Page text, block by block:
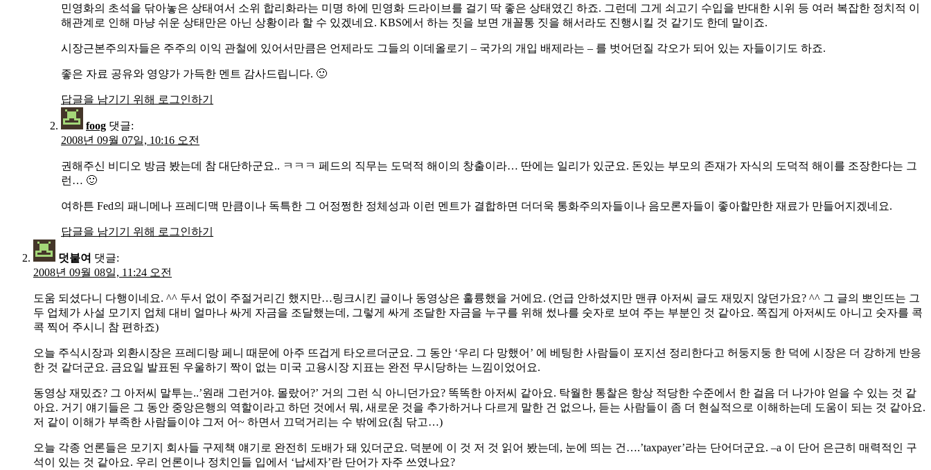
민영화의 초석을 닦아놓은 상태여서 소위 합리화라는 미명 하에 민영화 드라이브를 걸기 딱 좋은 상태였긴 하죠. 그런데 그게 쇠고기 수입을 반대한 시위 등 여러 복잡한 정치적 이
해관계로 인해 마냥 쉬운 상태만은 아닌 상황이라 할 수 있겠네요. KBS에서 하는 짓을 보면 개꼴통 짓을 해서라도 진행시킬 것 같기도 한데 말이죠.
시장근본주의자들은 주주의 이익 관철에 있어서만큼은 언제라도 그들의 이데올로기 – 국가의 개입 배제라는 – 를 벗어던질 각오가 되어 있는 자들이기도 하죠.
좋은 자료 공유와 영양가 가득한 멘트 감사드립니다. 🙂
답글을 남기기 위해 로그인하기
foog 댓글:
2008년 09월 07일, 10:16 오전
권해주신 비디오 방금 봤는데 참 대단하군요.. ㅋㅋㅋ 페드의 직무는 도덕적 해이의 창출이라… 딴에는 일리가 있군요. 돈있는 부모의 존재가 자식의 도덕적 해이를 조장한다는 그
런… 🙂
여하튼 Fed의 패니메나 프레디맥 만큼이나 독특한 그 어정쩡한 정체성과 이런 멘트가 결합하면 더더욱 통화주의자들이나 음모론자들이 좋아할만한 재료가 만들어지겠네요.
답글을 남기기 위해 로그인하기
덧붙여 댓글:
2008년 09월 08일, 11:24 오전
도움 되셨다니 다행이네요. ^^ 두서 없이 주절거리긴 했지만…링크시킨 글이나 동영상은 훌륭했을 거에요. (언급 안하셨지만 맨큐 아저씨 글도 재밌지 않던가요? ^^ 그 글의 뽀인뜨는 그
두 업체가 사설 모기지 업체 대비 얼마나 싸게 자금을 조달했는데, 그렇게 싸게 조달한 자금을 누구를 위해 썼나를 숫자로 보여 주는 부분인 것 같아요. 쪽집게 아저씨도 아니고 숫자를 콕
콕 찍어 주시니 참 편하죠)
오늘 주식시장과 외환시장은 프레디랑 페니 때문에 아주 뜨겁게 타오르더군요. 그 동안 ‘우리 다 망했어’ 에 베팅한 사람들이 포지션 정리한다고 허둥지둥 한 덕에 시장은 더 강하게 반응
한 것 같더군요. 금요일 발표된 우울하기 짝이 없는 미국 고용시장 지표는 완전 무시당하는 느낌이었어요.
동영상 재밌죠? 그 아저씨 말투는..’원래 그런거야. 몰랐어?’ 거의 그런 식 아니던가요? 똑똑한 아저씨 같아요. 탁월한 통찰은 항상 적당한 수준에서 한 걸음 더 나가야 얻을 수 있는 것 같
아요. 거기 얘기들은 그 동안 중앙은행의 역할이라고 하던 것에서 뭐, 새로운 것을 추가하거나 다르게 말한 건 없으나, 듣는 사람들이 좀 더 현실적으로 이해하는데 도움이 되는 것 같아요.
저 같이 이해가 부족한 사람들이야 그저 어~ 하면서 끄덕거리는 수 밖에요(침 닦고…)
오늘 각종 언론들은 모기지 회사들 구제책 얘기로 완전히 도배가 돼 있더군요. 덕분에 이 것 저 것 읽어 봤는데, 눈에 띄는 건….’taxpayer’라는 단어더군요. –a 이 단어 은근히 매력적인 구
석이 있는 것 같아요. 우리 언론이나 정치인들 입에서 ‘납세자’란 단어가 자주 쓰였나요?